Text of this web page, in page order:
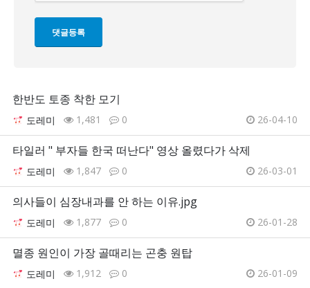
한반도 토종 착한 모기
도레미 1,481 0 26-04-10
타일러 " 부자들 한국 떠난다" 영상 올렸다가 삭제
도레미 1,847 0 26-03-01
의사들이 심장내과를 안 하는 이유.jpg
도레미 1,877 0 26-01-28
멸종 원인이 가장 골때리는 곤충 원탑
도레미 1,912 0 26-01-09